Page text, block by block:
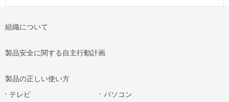
組織について
製品安全に関する自主行動計画
製品の正しい使い方
テレビ
パソコン